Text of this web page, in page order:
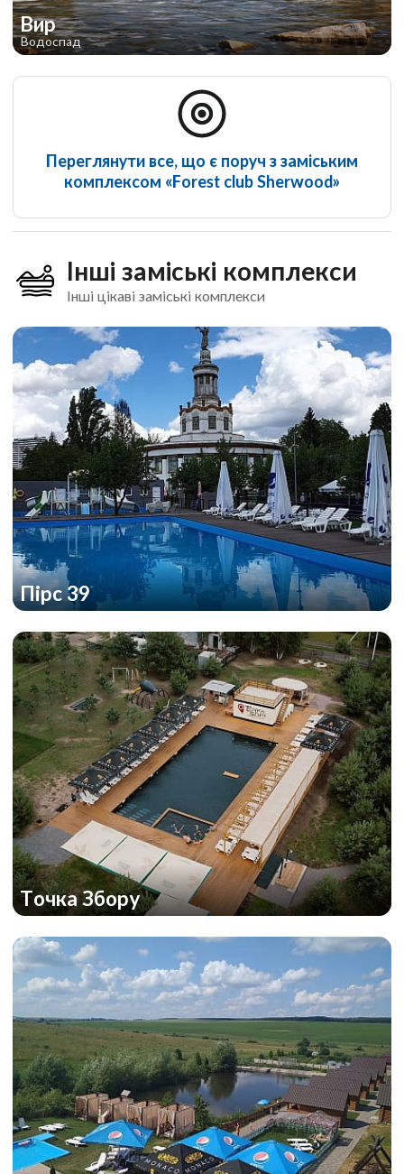
Вир
Водоспад
Переглянути все, що є поруч з заміським
комплексом «Forest club Sherwood»
Інші заміські комплекси
Інші цікаві заміські комплекси
Пірс 39
Точка Збору